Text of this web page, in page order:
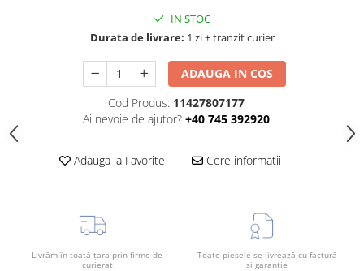
Inchidere aripa
Overfender aripa
Panou acoperire trigger
Rama radiator
Scut motor
IN STOC
Durata de livrare: 1 zi + tranzit curier
ADAUGA IN COS
Cod Produs: 11427807177
Ai nevoie de ajutor? +40 745 392920
Adauga la Favorite Cere informatii
Livrăm în toată țara prin firme de
curierat
Toate piesele se livrează cu factură
și garanție